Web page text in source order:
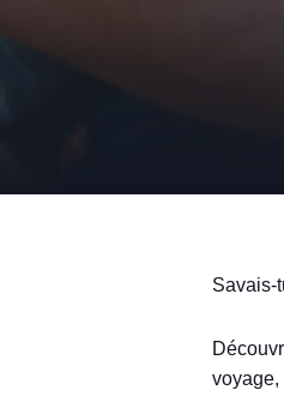
Savais-
voyage,